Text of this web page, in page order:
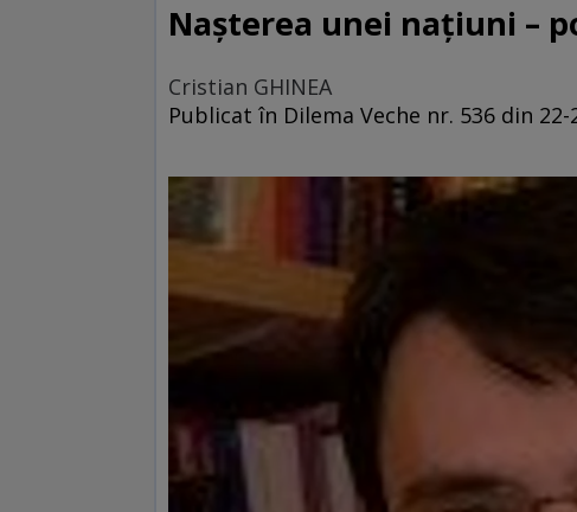
Nașterea unei națiuni –
Cristian GHINEA
Publicat în Dilema Veche nr. 536 din 22-